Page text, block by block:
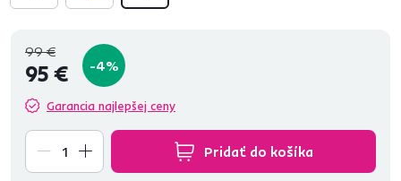
99 €
95 € -4%
Garancia najlepšej ceny
Pridať do košíka